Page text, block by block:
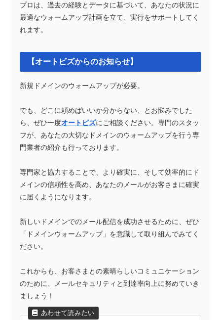
プロは、過去の経験とデータに基づいて、あなたの状況に
最適なウォームアップ計画を立て、実行をサポートしてく
れます。
【オートビズからのお知らせ】
新規ドメインのウォームアップが必要。
でも、どこに頼めばいいか分からない、とお悩みでした
ら、ぜひ一度オートビズにご相談ください。専門のスタッ
フが、あなたの大切なドメインのウォームアップを行う専
門業者の紹介も行っております。
専門家と協力することで、より確実に、そして効率的にド
メインの信頼性を高め、あなたのメールがお客さまに確実
に届くようになります。
新しいドメインでのメール配信を成功させるために、ぜひ
「ドメインウォームアップ」を意識して取り組んでみてく
ださい。
これからも、お客さまとの素晴らしいコミュニケーション
のために、メールセキュリティと到達率向上に努めていき
ましょう！